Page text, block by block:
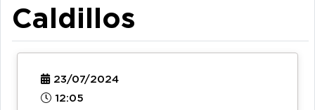
Caldillos
23/07/2024
12:05